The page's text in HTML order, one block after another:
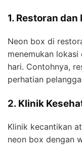
1. Restoran dan
Neon box di
menemukan
hari. Contohnya,
perhatian
2. Klinik
Klinik kecantikan
neon box dengan